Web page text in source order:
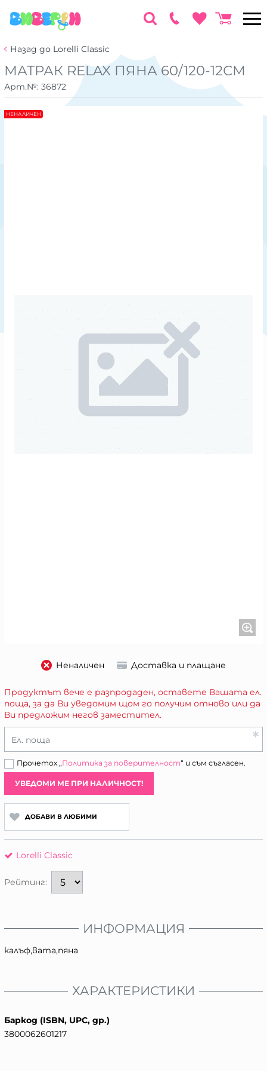
Назад до Lorelli Classic
МАТРАК RELAX ПЯНА 60/120-12СМ
Арт.№: 36872
НЕНАЛИЧЕН
Неналичен Доставка и плащане
Продуктът вече е разпродаден, оставете Вашата ел.
поща, за да Ви уведомим щом го получим отново или да
Ви предложим негов заместител.
Ел. поща
Прочетох „Политика за поверителност“ и съм съгласен.
УВЕДОМИ МЕ ПРИ НАЛИЧНОСТ!
ДОБАВИ В ЛЮБИМИ
Lorelli Classic
Рейтинг:
ИНФОРМАЦИЯ
калъф,вата,пяна
ХАРАКТЕРИСТИКИ
Баркод (ISBN, UPC, др.)
3800062601217